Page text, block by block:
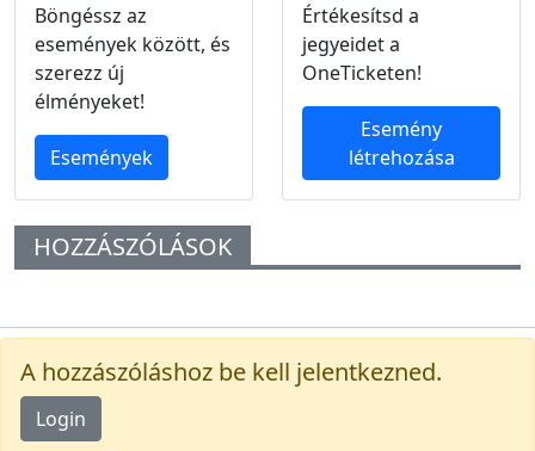
Böngéssz az
események között, és
szerezz új
élményeket!
Események
Értékesítsd a
jegyeidet a
OneTicketen!
Esemény
létrehozása
HOZZÁSZÓLÁSOK
A hozzászóláshoz be kell jelentkezned.
Login